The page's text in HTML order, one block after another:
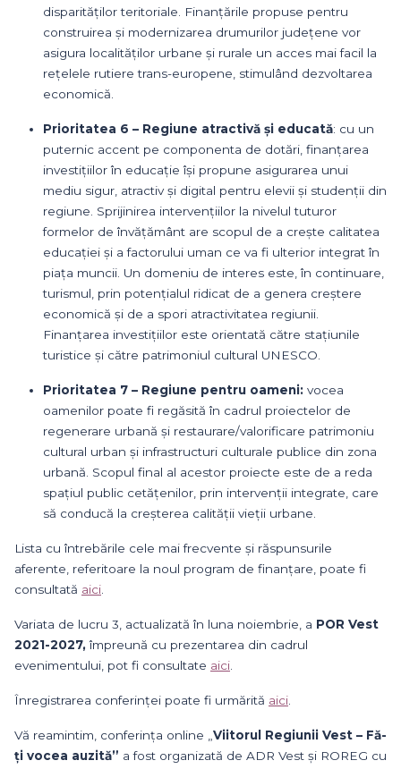
disparităților teritoriale. Finanțările propuse pentru
construirea și modernizarea drumurilor județene vor
asigura localităților urbane și rurale un acces mai facil la
rețelele rutiere trans-europene, stimulând dezvoltarea
economică.
Prioritatea 6 – Regiune atractivă și educată: cu un
puternic accent pe componenta de dotări, finanțarea
investițiilor în educație își propune asigurarea unui
mediu sigur, atractiv și digital pentru elevii și studenții din
regiune. Sprijinirea intervențiilor la nivelul tuturor
formelor de învățământ are scopul de a crește calitatea
educației și a factorului uman ce va fi ulterior integrat în
piața muncii. Un domeniu de interes este, în continuare,
turismul, prin potențialul ridicat de a genera creștere
economică și de a spori atractivitatea regiunii.
Finanțarea investițiilor este orientată către stațiunile
turistice și către patrimoniul cultural UNESCO.
Prioritatea 7 – Regiune pentru oameni: vocea
oamenilor poate fi regăsită în cadrul proiectelor de
regenerare urbană și restaurare/valorificare patrimoniu
cultural urban și infrastructuri culturale publice din zona
urbană. Scopul final al acestor proiecte este de a reda
spațiul public cetățenilor, prin intervenții integrate, care
să conducă la creșterea calității vieții urbane.
Lista cu întrebările cele mai frecvente și răspunsurile
aferente, referitoare la noul program de finanțare, poate fi
consultată aici.
Variata de lucru 3, actualizată în luna noiembrie, a POR Vest
2021-2027, împreună cu prezentarea din cadrul
evenimentului, pot fi consultate aici.
Înregistrarea conferinței poate fi urmărită aici.
Vă reamintim, conferința online „Viitorul Regiunii Vest – Fă-
ți vocea auzită” a fost organizată de ADR Vest și ROREG cu